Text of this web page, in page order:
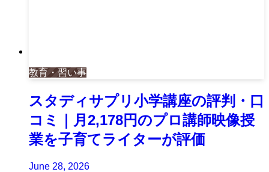
教育・習い事
スタディサプリ小学講座の評判・口
コミ｜月2,178円のプロ講師映像授
業を子育てライターが評価
June 28, 2026